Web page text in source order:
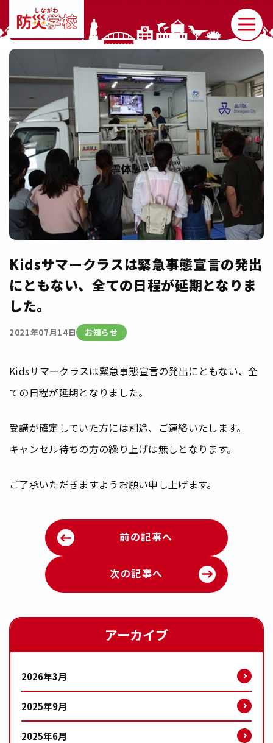
Kidsサマークラスは緊急事態宣言の発出
にともない、全ての日程が延期となりま
した。
2021年07月14日 お知らせ
Kidsサマークラスは緊急事態宣言の発出にともない、全
ての日程が延期となりました。
受講が確定していた方には別途、ご連絡いたします。
キャンセル待ちの方の繰り上げは無しとなります。
ご了承いただきますようお願い申し上げます。
前の記事へ
次の記事へ
アーカイブ
2026年3月
2025年9月
2025年6月